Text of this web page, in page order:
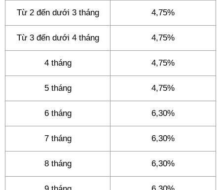
Từ 2 đến dưới 3 tháng 4,75%
Từ 3 đến dưới 4 tháng 4,75%
4 tháng 4,75%
5 tháng 4,75%
6 tháng 6,30%
7 tháng 6,30%
8 tháng 6,30%